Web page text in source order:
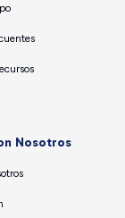
Nosotros